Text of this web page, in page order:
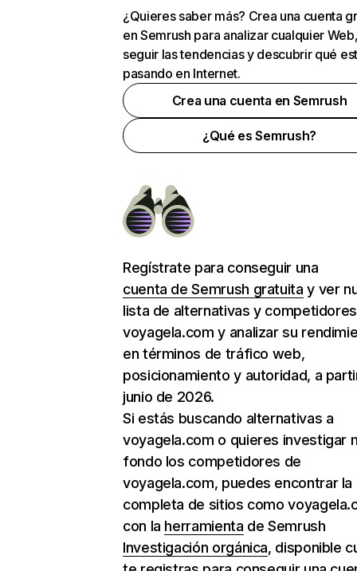
¿Quieres saber más? Crea una cuenta
en Semrush para analizar cualquier
seguir las tendencias y descubrir qué
pasando en Internet.
Crea una cuenta en Semrush
¿Qué es Semrush?
Regístrate para conseguir una
cuenta de Semrush gratuita y ver
lista de alternativas y
voyagela.com y analizar su
en términos de tráfico web,
posicionamiento y autoridad, a
junio de 2026.
Si estás buscando alternativas a
voyagela.com o quieres investigar
fondo los competidores de
voyagela.com, puedes encontrar la
completa de sitios como
con la herramienta de Semrush
Investigación orgánica, disponible